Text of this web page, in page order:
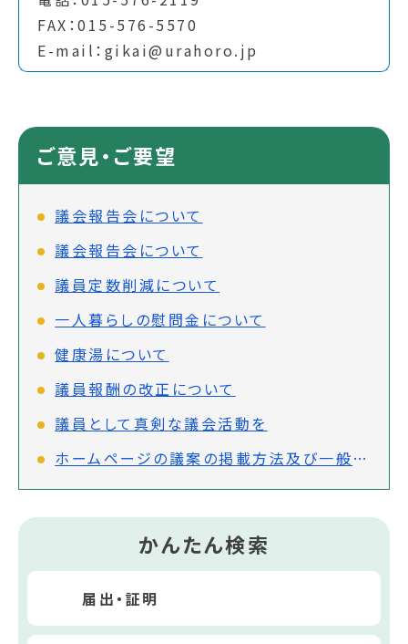
FAX：015-576-5570
E-mail：gikai@urahoro.jp
ご意見・ご要望
議会報告会について
議会報告会について
議員定数削減について
一人暮らしの慰問金について
健康湯について
議員報酬の改正について
議員として真剣な議会活動を
ホームページの議案の掲載方法及び一般質問通告内容の公開について
かんたん検索
届出・証明